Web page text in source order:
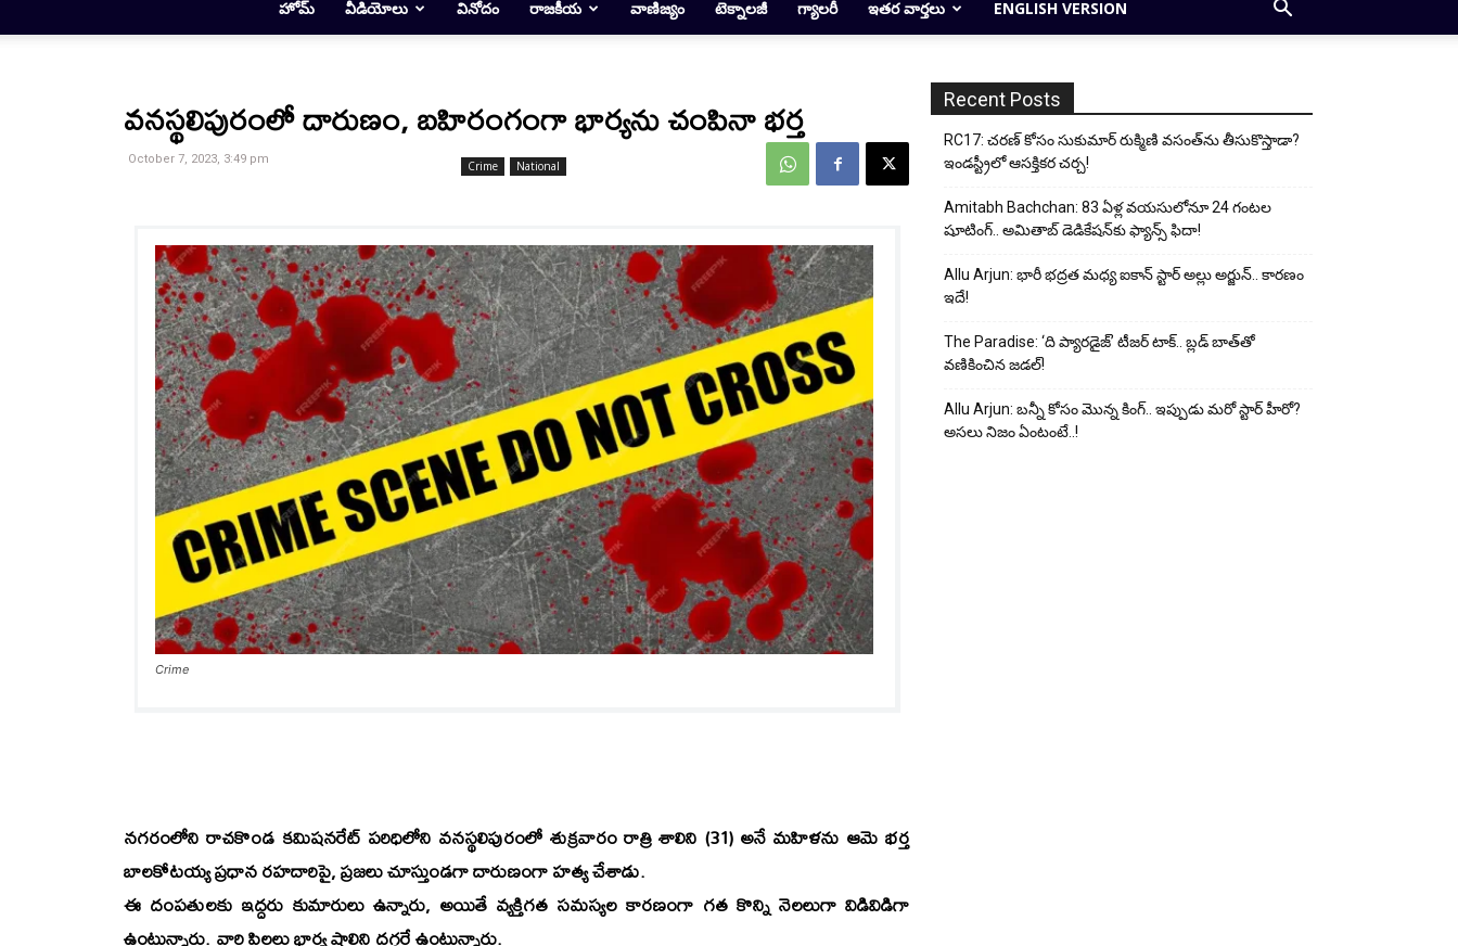
హోమ్ వీడియోలు వినోదం రాజకీయ వాణిజ్యం టెక్నాలజీ గ్యాలరీ ఇతర వార్తలు ENGLISH VERSION
Crime National
వనస్థలిపురంలో దారుణం, బహిరంగంగా భార్యను చంపినా భర్త
October 7, 2023, 3:49 pm
Crime
నగరంలోని రాచకొండ కమిషనరేట్‌ పరిధిలోని వనస్థలిపురంలో శుక్రవారం రాత్రి శాలిని (31) అనే మహిళను ఆమె భర్త
బాలకోటయ్య ప్రధాన రహదారిపై, ప్రజలు చూస్తుండగా దారుణంగా హత్య చేశాడు.
ఈ దంపతులకు ఇద్దరు కుమారులు ఉన్నారు, అయితే వ్యక్తిగత సమస్యల కారణంగా గత కొన్ని నెలలుగా విడివిడిగా
ఉంటున్నారు. వారి పిల్లలు భార్య షాలిని దగ్గరే ఉంటున్నారు.
Recent Posts
RC17: చరణ్ కోసం సుకుమార్ రుక్మిణి వసంత్‌ను తీసుకొస్తాడా?
ఇండస్ట్రీలో ఆసక్తికర చర్చ!
Amitabh Bachchan: 83 ఏళ్ల వయసులోనూ 24 గంటల
షూటింగ్.. అమితాబ్ డెడికేషన్‌కు ఫ్యాన్స్ ఫిదా!
Allu Arjun: భారీ భద్రత మధ్య ఐకాన్ స్టార్ అల్లు అర్జున్.. కారణం
ఇదే!
The Paradise: ‘ది ప్యారడైజ్’ టీజర్ టాక్.. బ్లడ్ బాత్‌తో
వణికించిన జడల్!
Allu Arjun: బన్నీ కోసం మొన్న కింగ్.. ఇప్పుడు మరో స్టార్ హీరో?
అసలు నిజం ఏంటంటే..!